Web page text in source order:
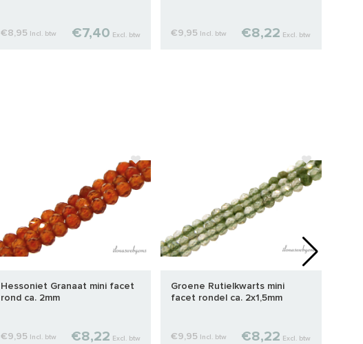
€8,95 Incl. btw €7,40 Excl. btw €9,95 Incl. btw €8,22 Excl. btw
Hessoniet Granaat mini facet
rond ca. 2mm
€9,95 Incl. btw €8,22 Excl. btw
Groene Rutielkwarts mini
facet rondel ca. 2x1,5mm
€9,95 Incl. btw €8,22 Excl. btw